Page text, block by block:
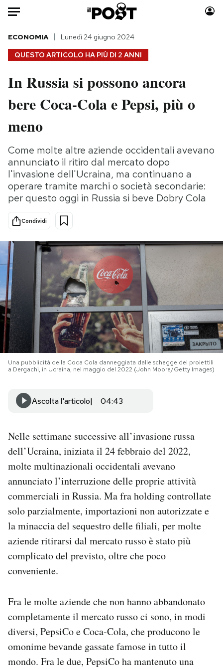
Auto
HOME
Italia
Politica
Tecnologia
Scienza
Cultura
Economia
Sport
Moda
Consumismi
Media
Altrecose
Mondiali calcio 2026
PODCAST
NEWSLETTER
I MIEI PREFERITI
SHOP
CALENDARIO
AREA PERSONALE
Newsletter
Notifiche mobile
Regala il Post
Hai bisogno di aiuto?
Esci
QUESTO ARTICOLO HA PIÙ DI 2 ANNI
ECONOMIA Lunedì 24 giugno 2024
In Russia si possono ancora
bere Coca-Cola e Pepsi, più o
meno
Come molte altre aziende occidentali avevano
annunciato il ritiro dal mercato dopo
l'invasione dell'Ucraina, ma continuano a
operare tramite marchi o società secondarie:
per questo oggi in Russia si beve Dobry Cola
Condividi
Una pubblicità della Coca Cola danneggiata dalle schegge dei proiettili
a Dergachi, in Ucraina, nel maggio del 2022 (John Moore/Getty Images)
Ascolta l'articolo 04:43
Nelle settimane successive all’invasione russa
dell’Ucraina, iniziata il 24 febbraio del 2022,
molte multinazionali occidentali avevano
annunciato l’interruzione delle proprie attività
commerciali in Russia. Ma fra holding controllate
solo parzialmente, importazioni non autorizzate e
la minaccia del sequestro delle filiali, per molte
aziende ritirarsi dal mercato russo è stato più
complicato del previsto, oltre che poco
conveniente.
Fra le molte aziende che non hanno abbandonato
completamente il mercato russo ci sono, in modi
diversi, PepsiCo e Coca-Cola, che producono le
omonime bevande gassate famose in tutto il
mondo. Fra le due, PepsiCo ha mantenuto una